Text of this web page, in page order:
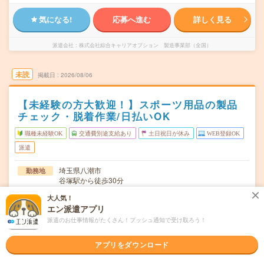
気になる! 応募へ進む 詳しく見る
派遣会社 株式会社綜合キャリアオプション 製造事業部（全国）
未読 掲載日 2026/08/06
【未経験の方大歓迎！】スポーツ用品の製品
チェック・脱着作業/日払いOK
職種未経験OK 交通費別途支給あり 土日祝日が休み WEB登録OK
派遣
勤務地
埼玉県八潮市
谷塚駅から徒歩30分
曜日頻度 月～金
時間 07:20～15:5512:25～21:0008:20～16:55
期間 長期でお仕事できる方、大歓迎！
時給1700円
大人気！
エン派遣アプリ
派遣のお仕事情報がたくさん！プッシュ通知で受け取ろう！
アプリをダウンロード